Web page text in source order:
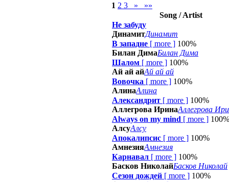
1 2 3 »
»»
Song / Artist
Не забуду
ДинамитДинамит
В западне [ more ] 100%
Билан ДимаБилан Дима
Шалом [ more ] 100%
Ай ай айАй ай ай
Вовочка [ more ] 100%
АлинаАлина
Александрит [ more ] 100%
Аллегрова ИринаАллегрова
Always on my mind [ more ] 100%
АлсуАлсу
Апокалипсис [ more ] 100%
АмнезияАмнезия
Карнавал [ more ] 100%
Басков НиколайБасков Николай
Сезон дождей [ more ] 100%